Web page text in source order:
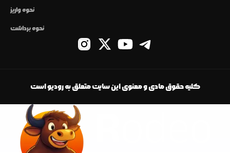
نحوه واریز
نحوه برداشت
کلیه حقوق مادی و معنوی این سایت متعلق به رودیو است